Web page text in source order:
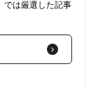
では厳選した記事